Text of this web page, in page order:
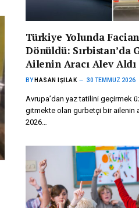
Türkiye Yolunda
Dönüldü: Sırbistan’da
Ailenin Aracı Alev Aldı
BY HASAN IŞILAK 30 TEMMUZ 2026
Avrupa’dan yaz tatilini geçirmek
gitmekte olan gurbetçi bir ailenin
2026…